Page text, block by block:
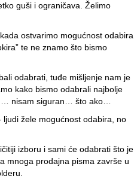
guši i ograničava. Želimo
ostvarimo mogućnost odabira
te ne znamo što bismo
odabrati, tuđe mišljenje nam je
kako bismo odabrali najbolje
nisam siguran… što ako…
žele mogućnost odabira, no
izboru i sami će odabrati što je
mnoga prodajna pisma završe u